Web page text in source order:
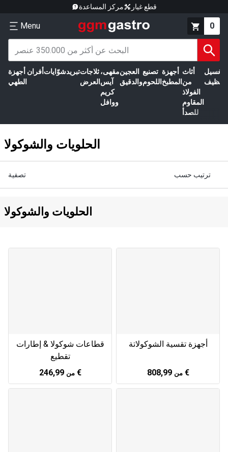
مركز المساعدة قطع غيار
Menu 0
أجهزة
الطهي
أفران شوّاياتتبريدثلاجات
العرض
مقهى،
آيس
كريم
ووافل
العجين
والدقيق
تصنيع
اللحوم
أجهزة
المطبخ
أثاث
من
الفولاذ
المقاوم
للصدأ
الغسيل
الحلويات والشوكولا
تصفية ترتيب حسب
الحلويات والشوكولا
قطاعات شوكولا & إطارات
تقطيع
من246,99 €
أجهزة تقسية الشوكولاتة
من808,99 €